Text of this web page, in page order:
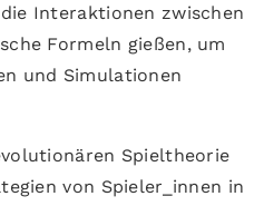
Interaktionen zwischen
Formeln gießen, um
und Simulationen
Spieltheorie
von Spieler_innen in